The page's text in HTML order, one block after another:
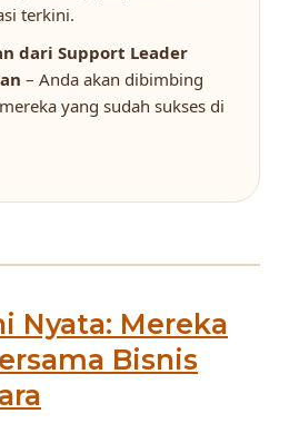
terkini.
dari Support Leader
– Anda akan dibimbing
yang sudah sukses di
Nyata: Mereka
Bisnis